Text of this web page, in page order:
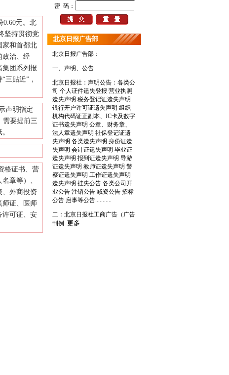
0.60元。北
坚持贯彻党
家和首都北
政治、经
集团系列报
“三贴近”，
声明指定
需要提前三
格证书、营
章等）、
、外商投资
师证、医师
许可证、安
密 码：
北京日报广告部
北京日报广告部：
一、声明、公告
北京日报社： 声明公告：各类公
司 个人证件遗失登报 营业执照
遗失声明 税务登记证遗失声明
银行开户许可证遗失声明 组织
机构代码证正副本、IC卡及数字
证书遗失声明 公章、财务章、
法人章遗失声明 社保登记证遗
失声明 各类遗失声明 身份证遗
失声明 会计证遗失声明 毕业证
遗失声明 报到证遗失声明 导游
证遗失声明 教师证遗失声明 警
察证遗失声明 工作证遗失声明
遗失声明 挂失公告 各类公司开
业公告 注销公告 减资公告 招标
公告 启事等公告...........
二：北京日报社工商广告（广告
刊例 更多